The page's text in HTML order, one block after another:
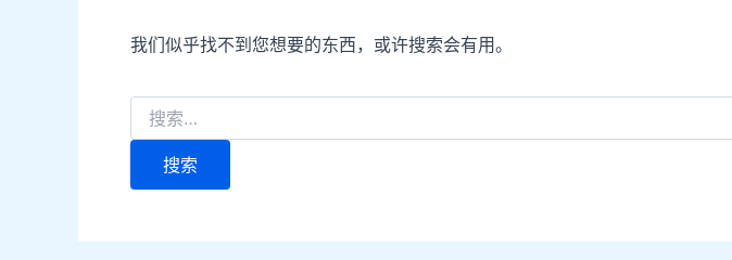
我们似乎找不到您想要的东西，或许搜索会有用。